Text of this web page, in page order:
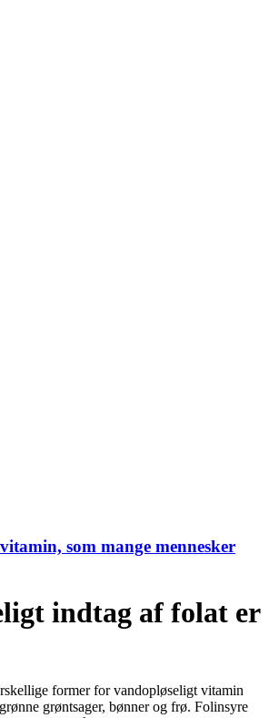
som mange mennesker
indtag af folat er
former for vandopløseligt vitamin
grøntsager, bønner og frø. Folinsyre